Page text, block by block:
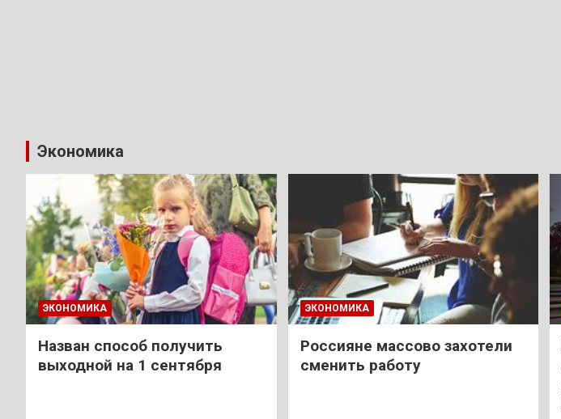
Экономика
ЭКОНОМИКА
Назван способ получить
выходной на 1 сентября
ЭКОНОМИКА
Россияне массово захотели
сменить работу